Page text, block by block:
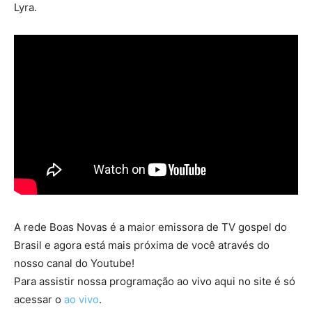
Lyra.
A rede Boas Novas é a maior emissora de TV gospel do
Brasil e agora está mais próxima de você através do
nosso canal do Youtube!
Para assistir nossa programação ao vivo aqui no site é só
acessar o ao vivo.